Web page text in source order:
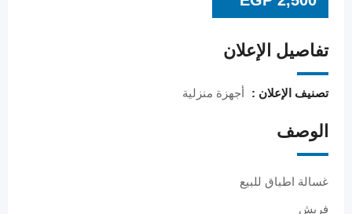
تفاصيل الإعلان
تصنيف الإعلان : أجهزة منزلية
الوصف
غسالة اطباق للبيع
فريش